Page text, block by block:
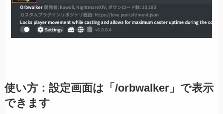
使い方：設定画面は「/orbwalker」で表示
できます